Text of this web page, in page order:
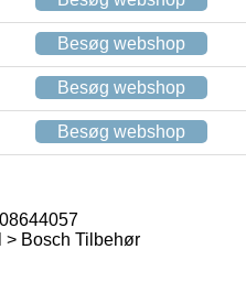
Besøg webshop
Besøg webshop
Besøg webshop
Bosch Tilbehør